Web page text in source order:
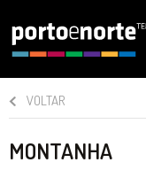
VOLTAR
MONTANHA